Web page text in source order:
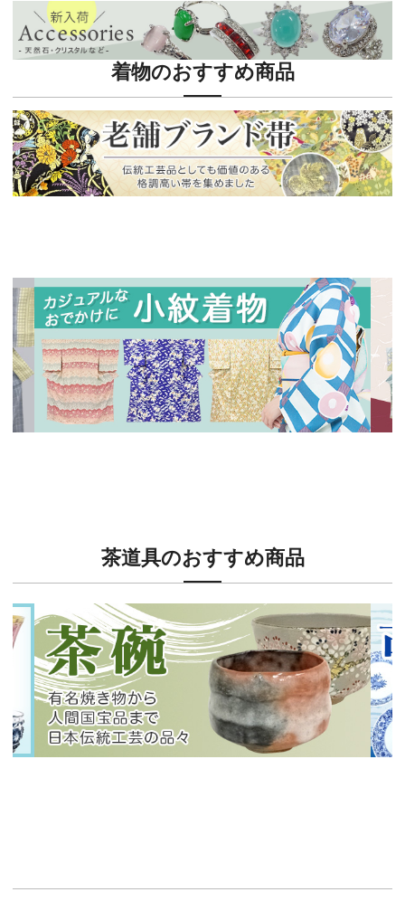
着物のおすすめ商品
茶道具のおすすめ商品